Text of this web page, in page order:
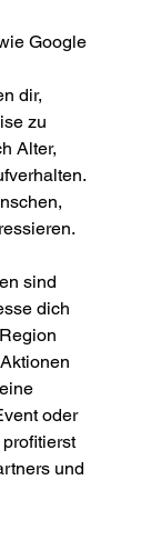
Google
dir,
zu
Alter,
sind
dich
oder
und